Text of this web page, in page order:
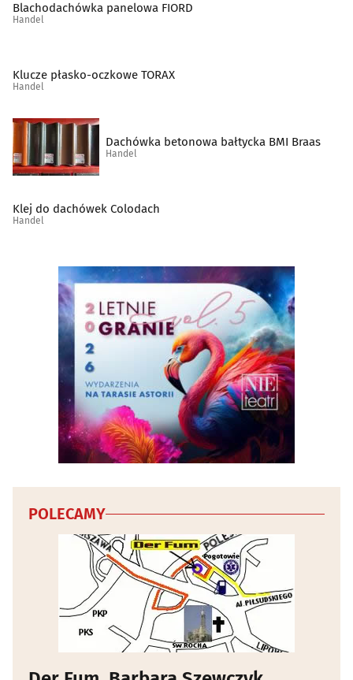
Spożywcze artykuły
Środki czystości (5)
Świece i znicze(7)
Telefony komórkowe, akcesoria
Tytoń, artykuły tytoniowe
Wojskowe artykuły, militaria(2)
Wyposażenie salonów kosmetycznych i fryzjerskich
Wyposażenie sklepów(6)
(10)
Zoologiczne sklepy(22)
Blachodachówka panelowa FIORD
Handel
Klucze płasko-oczkowe TORAX
Handel
Dachówka betonowa bałtycka BMI Braas
Handel
Klej do dachówek Colodach
Handel
POLECAMY